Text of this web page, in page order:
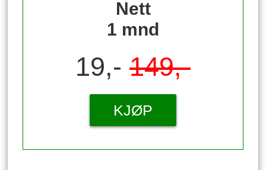
Nett
1 mnd
19,- 149,-
KJØP